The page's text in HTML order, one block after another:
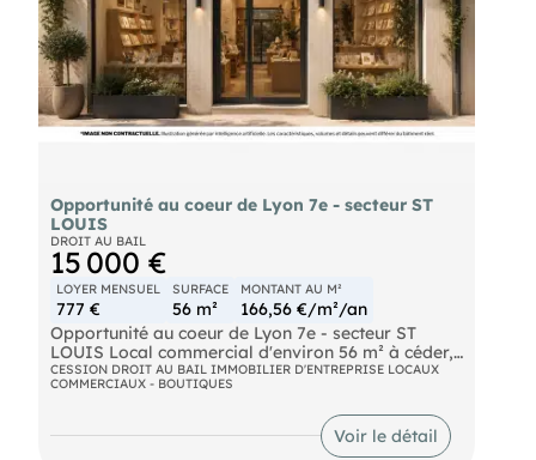
Opportunité au coeur de Lyon 7e - secteur ST
LOUIS
DROIT AU BAIL
15 000 €
LOYER MENSUEL
777 €
SURFACE
56 m²
MONTANT AU M²
166,56 €/m²/an
Opportunité au coeur de Lyon 7e - secteur ST
LOUIS Local commercial d'environ 56 m² à céder,
idéalement situé dans le secteur prisé de la place
Saint-Louis. Bénéficiant d'une visibilité sur une rue
commerçante animée, ce bien dispose d'une large
vitrine linéaire, parfaite pour attirer l'oeil des
passants et maximiser votre activité.
CESSION DROIT AU BAIL IMMOBILIER D'ENTREPRISE LOCAUX
COMMERCIAUX - BOUTIQUES
Voir le détail